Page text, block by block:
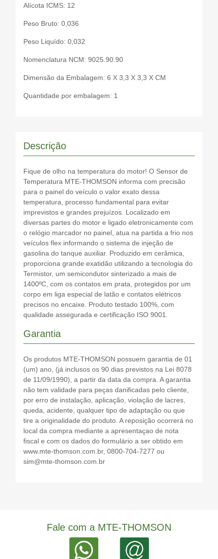
Alícota ICMS: 12
Peso Bruto: 0,036
Peso Liquído: 0,032
Nomenclatura NCM: 9025.90.90
Dimensão da Embalagem: 6 X 3,3 X 3,3 X CM
Quantidade por embalagem: 1
Descrição
Fique de olho na temperatura do motor! O Sensor de
Temperatura MTE-THOMSON informa com precisão
para o painel do veículo o valor exato dessa
temperatura, processo fundamental para evitar
imprevistos e grandes prejuízos. Localizado em
diversas partes do motor e ligado eletronicamente com
o relógio marcador no painel, atua na partida a frio nos
veículos flex informando o sistema de injeção de
gasolina do tanque auxiliar. Produzido em cerâmica,
proporciona grande exatidão utilizando a tecnologia do
Termistor, um semicondutor sinterizado a mais de
1400ºC, com os contatos em prata, protegidos por um
corpo em liga especial de latão e contatos elétricos
precisos no encaixe. Produto testado 100%, com
qualidade assegurada e certificação ISO 9001.
Garantia
Os produtos MTE-THOMSON possuem garantia de 01
(um) ano, (já inclusos os 90 dias previstos na Lei 8078
de 11/09/1990), a partir da data da compra. A garantia
não tem validade para peças danificadas pelo cliente,
por erro de instalação, aplicação, violação de lacres,
queda, acidente, qualquer tipo de adaptação ou que
tire a originalidade do produto. A reposição ocorrerá no
local da compra mediante a apresentaçao de nota
fiscal e com os dados do formulário a ser obtido em
www.mte-thomson.com.br, 0800-704-7277 ou
sim@mte-thomson.com.br
Fale com a MTE-THOMSON